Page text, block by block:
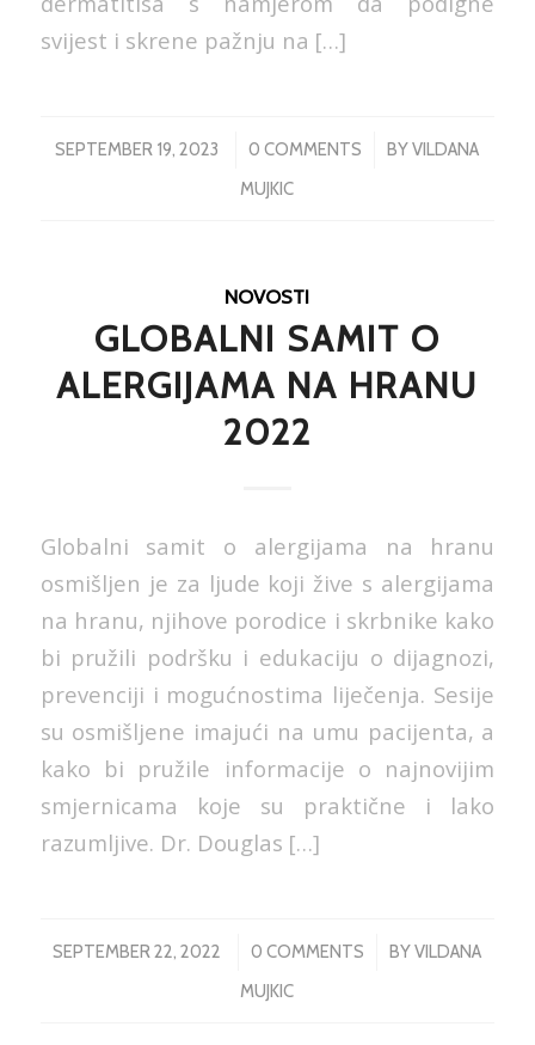
svijest i skrene pažnju na […]
SEPTEMBER 19, 2023
/ 0 COMMENTS
/ BYVILDANA
MUJKIC
NOVOSTI
GLOBALNI SAMIT O
ALERGIJAMA NA HRANU
2022
Globalni samit o alergijama na hranu
osmišljen je za ljude koji žive s alergijama
na hranu, njihove porodice i skrbnike kako
bi pružili podršku i edukaciju o dijagnozi,
prevenciji i mogućnostima liječenja. Sesije
su osmišljene imajući na umu pacijenta, a
kako bi pružile informacije o najnovijim
smjernicama koje su praktične i lako
razumljive. Dr. Douglas […]
SEPTEMBER 22, 2022
/ 0 COMMENTS
/ BYVILDANA
MUJKIC